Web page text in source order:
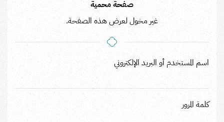
صفحة محمية
غير مخول لعرض هذه الصفحة.
اسم المستخدم أو البريد الإلكتروني
كلمة المرور